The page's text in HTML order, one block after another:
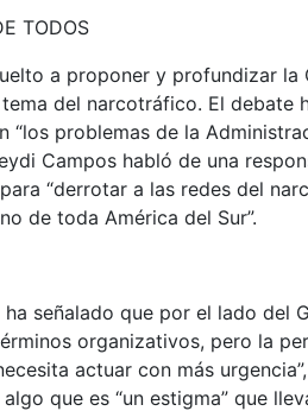
TODOS
a proponer y profundizar
del narcotráfico. El debate
“los problemas de la
Campos habló de una
“derrotar a las redes del
de toda América del Sur”.
señalado que por el lado del
organizativos, pero la
actuar con más
que es “un estigma” que